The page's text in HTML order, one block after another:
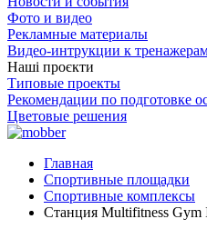
Фото и видео
Рекламные материалы
Видео-интрукции к
Наші проєкти
Типовые проекты
Рекомендации по подготовке
Цветовые решения
Главная
Спортивные площадки
Спортивные комплексы
Станция Multifitness Gym